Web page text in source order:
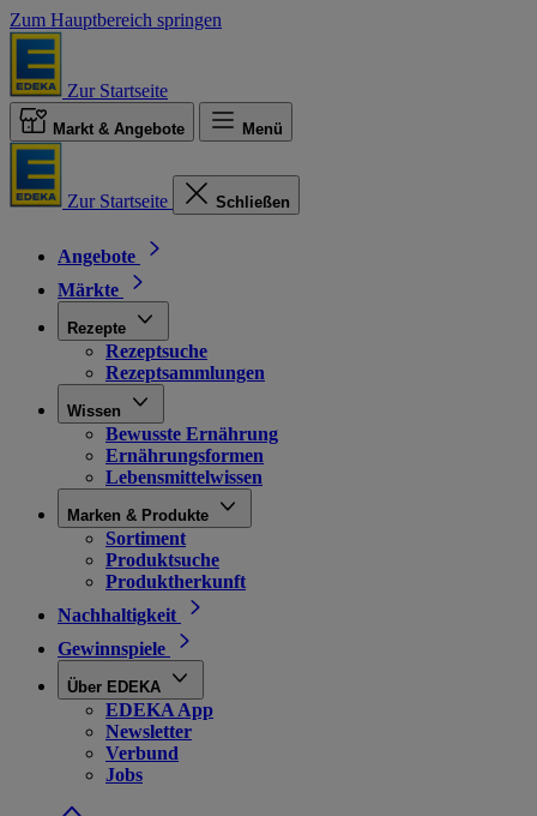
Zum Hauptbereich springen
Zur Startseite
Markt & Angebote Menü
Zur Startseite Schließen
Angebote
Märkte
Rezepte
Rezeptsuche
Rezeptsammlungen
Wissen
Bewusste Ernährung
Ernährungsformen
Lebensmittelwissen
Marken & Produkte
Sortiment
Produktsuche
Produktherkunft
Nachhaltigkeit
Gewinnspiele
Über EDEKA
EDEKA App
Newsletter
Verbund
Jobs